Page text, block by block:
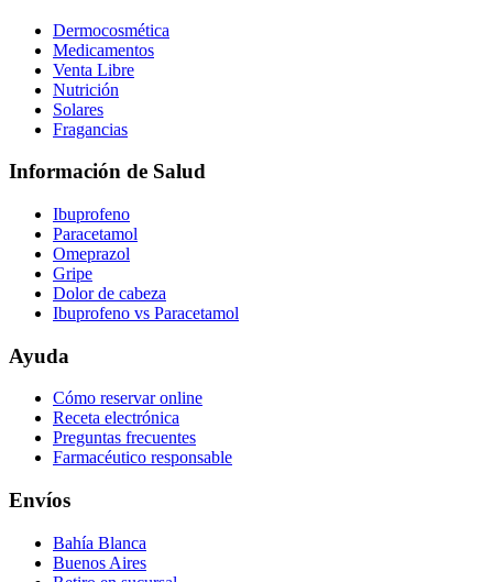
Dermocosmética
Medicamentos
Venta Libre
Nutrición
Solares
Fragancias
Información de Salud
Ibuprofeno
Paracetamol
Omeprazol
Gripe
Dolor de cabeza
Ibuprofeno vs Paracetamol
Ayuda
Cómo reservar online
Receta electrónica
Preguntas frecuentes
Farmacéutico responsable
Envíos
Bahía Blanca
Buenos Aires